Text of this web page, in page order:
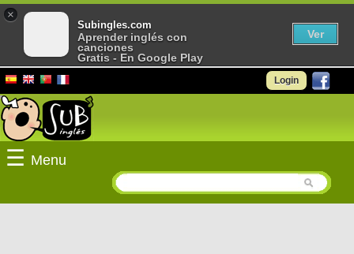
Login
☰ Menu
×
Subingles.com
Aprender inglés con
canciones
Gratis - En Google Play
Ver